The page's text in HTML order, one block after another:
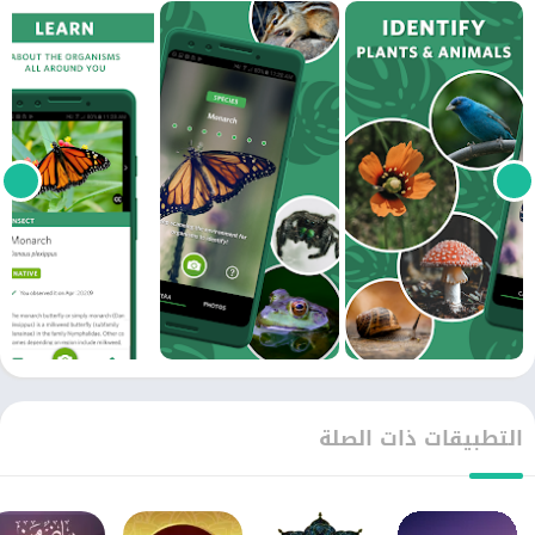
التطبيقات ذات الصلة